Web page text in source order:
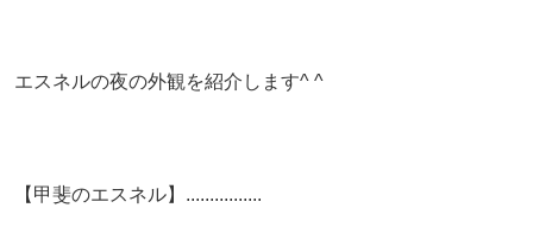
エスネルの夜の外観を紹介します^ ^
【甲斐のエスネル】................